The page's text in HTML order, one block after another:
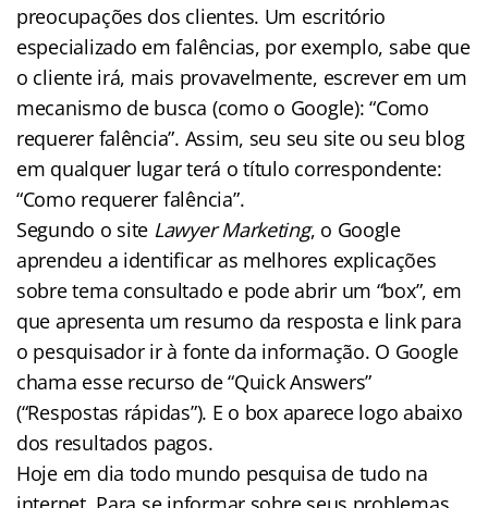
preocupações dos clientes. Um escritório
especializado em falências, por exemplo, sabe que
o cliente irá, mais provavelmente, escrever em um
mecanismo de busca (como o Google): “Como
requerer falência”. Assim, seu seu site ou seu blog
em qualquer lugar terá o título correspondente:
“Como requerer falência”.
Segundo o site Lawyer Marketing, o Google
aprendeu a identificar as melhores explicações
sobre tema consultado e pode abrir um “box”, em
que apresenta um resumo da resposta e link para
o pesquisador ir à fonte da informação. O Google
chama esse recurso de “Quick Answers”
(“Respostas rápidas”). E o box aparece logo abaixo
dos resultados pagos.
Hoje em dia todo mundo pesquisa de tudo na